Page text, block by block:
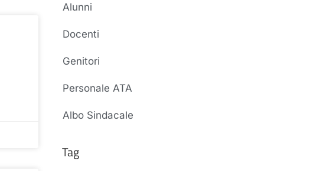
Alunni
Docenti
Genitori
Personale ATA
Albo Sindacale
Tag